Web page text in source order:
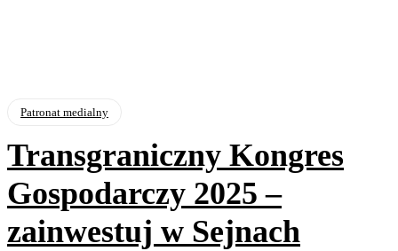
Patronat medialny
Transgraniczny Kongres
Gospodarczy 2025 –
zainwestuj w Sejnach